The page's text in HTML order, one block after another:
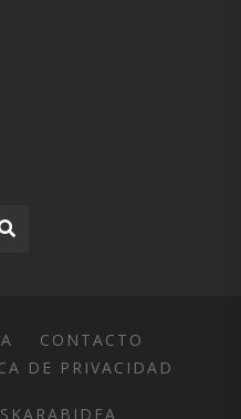
CONTACTO
DE PRIVACIDAD